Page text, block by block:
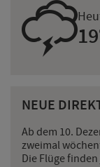
0
NEUE
Ab dem 10.
zweimal
Die Flüge